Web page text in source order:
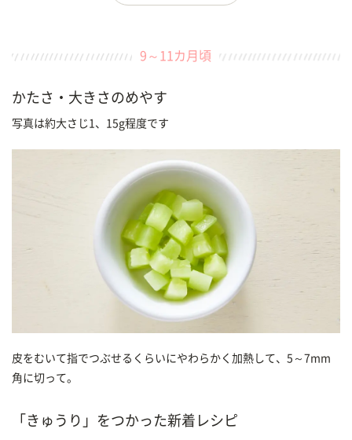
9～11カ月頃
かたさ・大きさのめやす
写真は約大さじ1、15g程度です
皮をむいて指でつぶせるくらいにやわらかく加熱して、5～7mm
角に切って。
「きゅうり」をつかった新着レシピ